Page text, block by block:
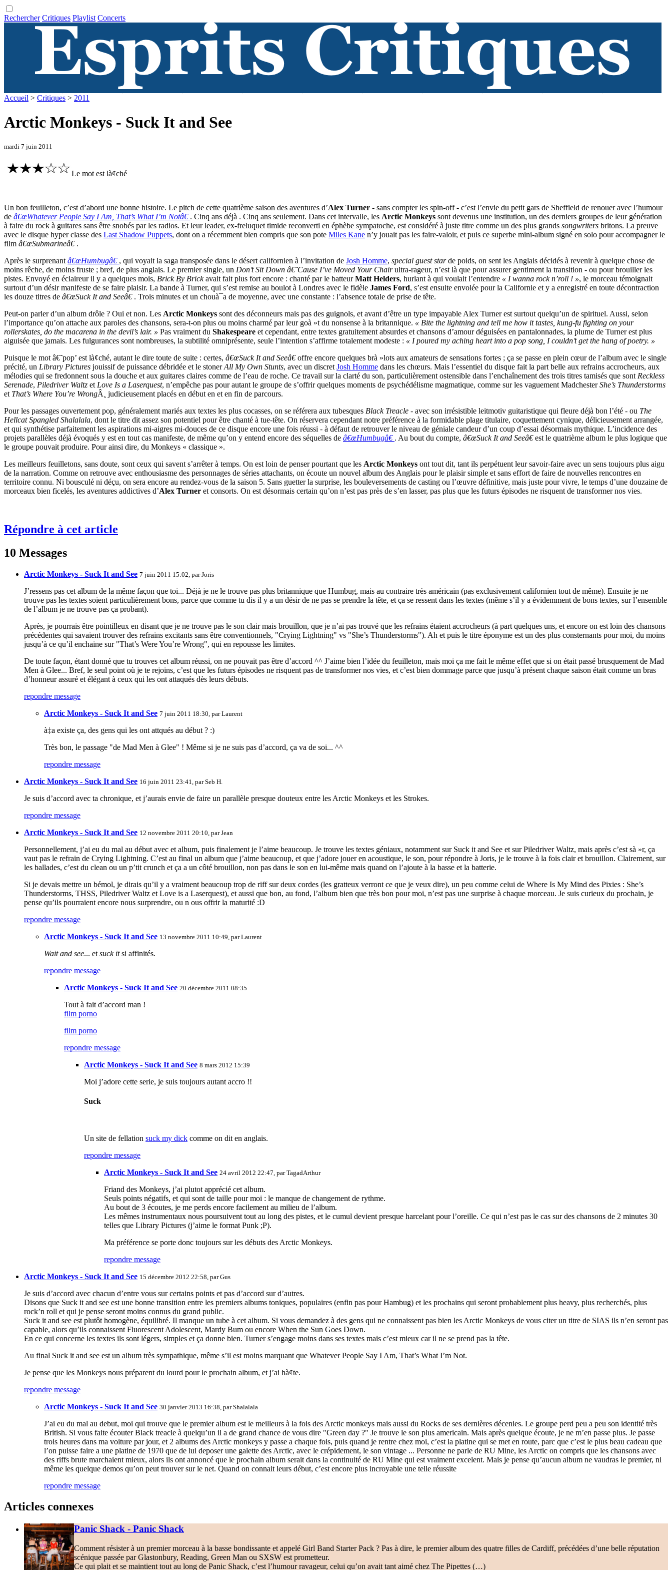
Rechercher Critiques Playlist Concerts
Accueil > Critiques > 2011
Arctic Monkeys - Suck It and See
mardi 7 juin 2011
Le mot est là¢ché
Un bon feuilleton, c’est d’abord une bonne histoire. Le pitch de cette quatrième saison des aventures d’Alex Turner - sans compter les spin-off - c’est l’envie du petit gars de Sheffield de renouer avec l’humour
de â€œWhatever People Say I Am, That’s What I’m Notâ€ . Cinq ans déjà . Cinq ans seulement. Dans cet intervalle, les Arctic Monkeys sont devenus une institution, un des derniers groupes de leur génération
à faire du rock à guitares sans être snobés par les radios. Et leur leader, ex-freluquet timide reconverti en éphèbe sympatoche, est considéré à juste titre comme un des plus grands songwriters britons. La preuve
avec le disque hyper classe des Last Shadow Puppets, dont on a récemment bien compris que son pote Miles Kane n’y jouait pas les faire-valoir, et puis ce superbe mini-album signé en solo pour accompagner le
film â€œSubmarineâ€ .
Après le surprenant â€œHumbugâ€ , qui voyait la saga transposée dans le désert californien à l’invitation de Josh Homme, special guest starde poids, on sent les Anglais décidés à revenir à quelque chose de
moins rêche, de moins fruste ; bref, de plus anglais. Le premier single, un Don’t Sit Down â€˜Cause I’ve Moved Your Chairultra-rageur, n’est là que pour assurer gentiment la transition - ou pour brouiller les
pistes. Envoyé en éclaireur il y a quelques mois, Brick By Brickavait fait plus fort encore : chanté par le batteurMatt Helders, hurlant à qui voulait l’entendre « I wanna rock n’roll ! », le morceau témoignait
surtout d’un désir manifeste de se faire plaisir. La bande à Turner, qui s’est remise au boulot à Londres avec le fidèle James Ford, s’est ensuite envolée pour la Californie et y a enregistré en toute décontraction
les douze titres de â€œSuck It and Seeâ€ . Trois minutes et un chouà¯a de moyenne, avec une constante : l’absence totale de prise de tête.
Peut-on parler d’un album drôle ? Oui et non. Les Arctic Monkeys sont des déconneurs mais pas des guignols, et avant d’être un type impayable Alex Turner est surtout quelqu’un de spirituel. Aussi, selon
l’importance qu’on attache aux paroles des chansons, sera-t-on plus ou moins charmé par leur goà »t du nonsense à la britannique. « Bite the lightning and tell me how it tastes, kung-fu fighting on your
rollerskates, do the macarena in the devil’s lair. » Pas vraiment du Shakespeare et cependant, entre textes gratuitement absurdes et chansons d’amour déguisées en pantalonnades, la plume de Turner est plus
aiguisée que jamais. Les fulgurances sont nombreuses, la subtilité omniprésente, seule l’intention s’affirme totalement modeste : « I poured my aching heart into a pop song, I couldn’t get the hang of poetry. »
Puisque le mot â€˜pop’ est là¢ché, autant le dire toute de suite : certes, â€œSuck It and Seeâ€offre encore quelques brà »lots aux amateurs de sensations fortes ; ça se passe en plein cœur de l’album avec le single
précité, un Library Pictures jouissif de puissance débridée et le stonerAll My Own Stunts, avec un discret Josh Homme dans les chœurs. Mais l’essentiel du disque fait la part belle aux refrains accrocheurs, aux
mélodies qui se fredonnent sous la douche et aux guitares claires comme de l’eau de roche. Ce travail sur la clarté du son, particulièrement ostensible dans l’enchaînement des trois titres tamisés que sont Reckless
Serenade, Piledriver Waltz et Love Is a Laserquest, n’empêche pas pour autant le groupe de s’offrir quelques moments de psychédélisme magmatique, comme sur les vaguement MadchesterShe’s Thunderstorms
et That’s Where You’re WrongÂ¸ judicieusement placés en début en et en fin de parcours.
Pour les passages ouvertement pop, généralement mariés aux textes les plus cocasses, on se référera aux tubesques Black Treacle - avec son irrésistible leitmotiv guitaristique qui fleure déjà bon l’été - ou The
Hellcat Spangled Shalalala, dont le titre dit assez son potentiel pour être chanté à tue-tête. On réservera cependant notre préférence à la formidable plage titulaire, coquettement cynique, délicieusement arrangée,
et qui synthétise parfaitement les aspirations mi-aigres mi-douces de ce disque encore une fois réussi - à défaut de retrouver le niveau de géniale candeur d’un coup d’essai désormais mythique. L’incidence des
projets parallèles déjà évoqués y est en tout cas manifeste, de même qu’on y entend encore des séquelles de â€œHumbugâ€ . Au bout du compte, â€œSuck It and Seeâ€est le quatrième album le plus logique que
le groupe pouvait produire. Pour ainsi dire, du Monkeys « classique ».
Les meilleurs feuilletons, sans doute, sont ceux qui savent s’arrêter à temps. On est loin de penser pourtant que les Arctic Monkeys ont tout dit, tant ils perpétuent leur savoir-faire avec un sens toujours plus aigu
de la narration. Comme on retrouve avec enthousiasme des personnages de séries attachants, on écoute un nouvel album des Anglais pour le plaisir simple et sans effort de faire de nouvelles rencontres en
territoire connu. Ni bousculé ni déçu, on sera encore au rendez-vous de la saison 5. Sans guetter la surprise, les bouleversements de casting ou l’œuvre définitive, mais juste pour vivre, le temps d’une douzaine de
morceaux bien ficelés, les aventures addictives d’Alex Turner et consorts. On est désormais certain qu’on n’est pas près de s’en lasser, pas plus que les futurs épisodes ne risquent de transformer nos vies.
Répondre à cet article
10 Messages
Arctic Monkeys - Suck It and See 7 juin 2011 15:02, parJoris
J’ressens pas cet album de la même façon que toi... Déjà je ne le trouve pas plus britannique que Humbug, mais au contraire très américain (pas exclusivement californien tout de même). Ensuite je ne
trouve pas les textes soient particulièrement bons, parce que comme tu dis il y a un désir de ne pas se prendre la tête, et ça se ressent dans les textes (même s’il y a évidemment de bons textes, sur l’ensemble
de l’album je ne trouve pas ça probant).
Après, je pourrais être pointilleux en disant que je ne trouve pas le son clair mais brouillon, que je n’ai pas trouvé que les refrains étaient accrocheurs (à part quelques uns, et encore on est loin des chansons
précédentes qui savaient trouver des refrains excitants sans être conventionnels, "Crying Lightning" vs "She’s Thunderstorms"). Ah et puis le titre éponyme est un des plus consternants pour moi, du moins
jusqu’à ce qu’il enchaine sur "That’s Were You’re Wrong", qui en repousse les limites.
De toute façon, étant donné que tu trouves cet album réussi, on ne pouvait pas être d’accord ^^ J’aime bien l’idée du feuilleton, mais moi ça me fait le même effet que si on était passé brusquement de Mad
Men à Glee... Bref, le seul point où je te rejoins, c’est que les futurs épisodes ne risquent pas de transformer nos vies, et c’est bien dommage parce que jusqu’à présent chaque saison était comme un bras
d’honneur assuré et élégant à ceux qui les ont attaqués dès leurs débuts.
repondre message
Arctic Monkeys - Suck It and See 7 juin 2011 18:30, parLaurent
à‡a existe ça, des gens qui les ont attqués au début ? :)
Très bon, le passage "de Mad Men à Glee" ! Même si je ne suis pas d’accord, ça va de soi... ^^
repondre message
Arctic Monkeys - Suck It and See 16 juin 2011 23:41, parSeb H.
Je suis d’accord avec ta chronique, et j’aurais envie de faire un parallèle presque douteux entre les Arctic Monkeys et les Strokes.
repondre message
Arctic Monkeys - Suck It and See 12 novembre 2011 20:10, parJean
Personnellement, j’ai eu du mal au début avec et album, puis finalement je l’aime beaucoup. Je trouve les textes géniaux, notamment sur Suck it and See et sur Piledriver Waltz, mais après c’est sà »r, ça
vaut pas le refrain de Crying Lightning. C’est au final un album que j’aime beaucoup, et que j’adore jouer en acoustique, le son, pour répondre à Joris, je le trouve à la fois clair et brouillon. Clairement, sur
les ballades, c’est du clean ou un p’tit crunch et ça a un côté brouillon, non pas dans le son en lui-même mais quand on l’ajoute à la basse et la batterie.
Si je devais mettre un bémol, je dirais qu’il y a vraiment beaucoup trop de riff sur deux cordes (les gratteux verront ce que je veux dire), un peu comme celui de Where Is My Mind des Pixies : She’s
Thunderstorms, THSS, Piledriver Waltz et Love is a Laserquest), et aussi que bon, au fond, l’album bien que très bon pour moi, n’est pas une surprise à chaque morceau. Je suis curieux du prochain, je
pense qu’ils pourraient encore nous surprendre, ou n ous offrir la maturité :D
repondre message
Arctic Monkeys - Suck It and See 13 novembre 2011 10:49, parLaurent
Wait and see... et suck itsi affinités.
repondre message
Arctic Monkeys - Suck It and See 20 décembre 2011 08:35
Tout à fait d’accord man !
film porno
film porno
repondre message
Arctic Monkeys - Suck It and See 8 mars 2012 15:39
Moi j’adore cette serie, je suis toujours autant accro !!
Suck
Un site de fellation suck my dick comme on dit en anglais.
repondre message
Arctic Monkeys - Suck It and See 24 avril 2012 22:47, parTagadArthur
Friand des Monkeys, j’ai plutot apprécié cet album.
Seuls points négatifs, et qui sont de taille pour moi : le manque de changement de rythme.
Au bout de 3 écoutes, je me perds encore facilement au milieu de l’album.
Les mêmes instrumentaux nous poursuivent tout au long des pistes, et le cumul devient presque harcelant pour l’oreille. Ce qui n’est pas le cas sur des chansons de 2 minutes 30
telles que Library Pictures (j’aime le format Punk ;P).
Ma préférence se porte donc toujours sur les débuts des Arctic Monkeys.
repondre message
Arctic Monkeys - Suck It and See 15 décembre 2012 22:58, parGus
Je suis d’accord avec chacun d’entre vous sur certains points et pas d’accord sur d’autres.
Disons que Suck it and see est une bonne transition entre les premiers albums toniques, populaires (enfin pas pour Hambug) et les prochains qui seront probablement plus heavy, plus recherchés, plus
rock’n roll et qui je pense seront moins connus du grand public.
Suck it and see est plutôt homogène, équilibré. Il manque un tube à cet album. Si vous demandez à des gens qui ne connaissent pas bien les Arctic Monkeys de vous citer un titre de SIAS ils n’en seront pas
capable, alors qu’ils connaissent Fluorescent Adolescent, Mardy Bum ou encore When the Sun Goes Down.
En ce qui concerne les textes ils sont légers, simples et ça donne bien. Turner s’engage moins dans ses textes mais c’est mieux car il ne se prend pas la tête.
Au final Suck it and see est un album très sympathique, même s’il est moins marquant que Whatever People Say I Am, That’s What I’m Not.
Je pense que les Monkeys nous préparent du lourd pour le prochain album, et j’ai hà¢te.
repondre message
Arctic Monkeys - Suck It and See 30 janvier 2013 16:38, parShalalala
J’ai eu du mal au debut, moi qui trouve que le premier album est le meilleurs à la fois des Arctic monkeys mais aussi du Rocks de ses dernières décenies. Le groupe perd peu a peu son identité très
British. Si vous faite écouter Black treacle à quelqu’un il a de grand chance de vous dire "Green day ?" Je trouve le son plus americain. Mais après quelque écoute, je ne m’en passe plus. Je passe
trois heures dans ma voiture par jour, et 2 albums des Arctic monkeys y passe a chaque fois, puis quand je rentre chez moi, c’est la platine qui se met en route, parc que c’est le plus beau cadeau que
l’on puisse faire a une platine de 1970 que de lui deposer une galette des Arctic, avec le crépidement, le son vintage ... Personne ne parle de RU Mine, les Arctic on compris que les chansons avec
des riffs brute marchaient mieux, alors ils ont annoncé que le prochain album serait dans la continuité de RU Mine qui est vraiment excelent. Mais je pense qu’aucun album ne vaudras le premier, ni
même les quelque demos qu’on peut trouver sur le net. Quand on connait leurs début, c’est encore plus incroyable une telle réussite
repondre message
Articles connexes
Panic Shack - Panic Shack
Comment résister à un premier morceau à la basse bondissante et appelé Girl Band Starter Pack ? Pas à dire, le premier album des quatre filles de Cardiff, précédées d’une belle réputation
scénique passée par Glastonbury, Reading, Green Man ou SXSW est prometteur.
Ce qui plait et se maintient tout au long de Panic Shack, c’est l’humour ravageur, celui qu’on avait tant aimé chez The Pipettes (…)